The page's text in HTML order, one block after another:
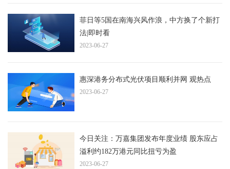
菲日等5国在南海兴风作浪，中方换了个新打
法|即时看
2023-06-27
惠深港务分布式光伏项目顺利并网 观热点
2023-06-27
今日关注：万嘉集团发布年度业绩 股东应占
溢利约182万港元同比扭亏为盈
2023-06-27